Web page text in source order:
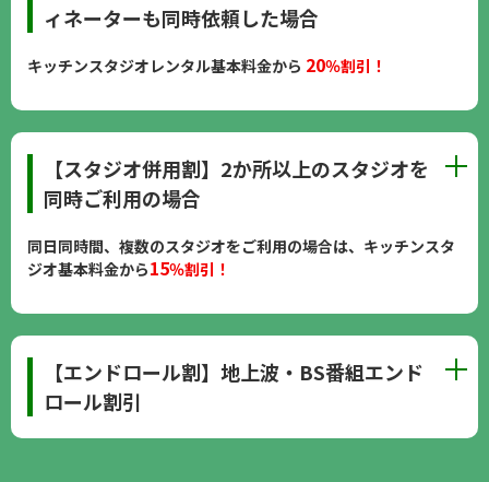
ィネーターも同時依頼した場合
キッチンスタジオレンタル基本料金から 20％割引！
【スタジオ併用割】2か所以上のスタジオを
同時ご利用の場合
同日同時間、複数のスタジオをご利用の場合は、キッチンスタ
ジオ基本料金から15％割引！
【エンドロール割】地上波・BS番組エンド
ロール割引